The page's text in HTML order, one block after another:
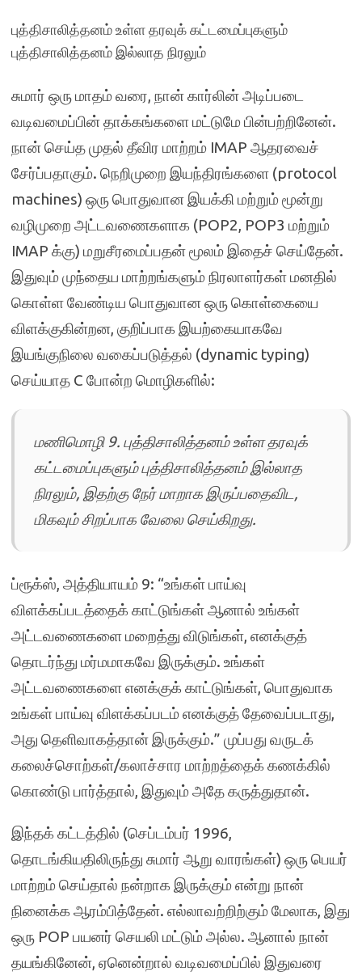
புத்திசாலித்தனம் உள்ள தரவுக் கட்டமைப்புகளும்
புத்திசாலித்தனம் இல்லாத நிரலும்
சுமார் ஒரு மாதம் வரை, நான் கார்லின் அடிப்படை
வடிவமைப்பின் தாக்கங்களை மட்டுமே பின்பற்றினேன்.
நான் செய்த முதல் தீவிர மாற்றம் IMAP ஆதரவைச்
சேர்ப்பதாகும். நெறிமுறை இயந்திரங்களை (protocol
machines) ஒரு பொதுவான இயக்கி மற்றும் மூன்று
வழிமுறை அட்டவணைகளாக (POP2, POP3 மற்றும்
IMAP க்கு) மறுசீரமைப்பதன் மூலம் இதைச் செய்தேன்.
இதுவும் முந்தைய மாற்றங்களும் நிரலாளர்கள் மனதில்
கொள்ள வேண்டிய பொதுவான ஒரு கொள்கையை
விளக்குகின்றன, குறிப்பாக இயற்கையாகவே
இயங்குநிலை வகைப்படுத்தல் (dynamic typing)
செய்யாத C போன்ற மொழிகளில்:
மணிமொழி 9. புத்திசாலித்தனம் உள்ள தரவுக்
கட்டமைப்புகளும் புத்திசாலித்தனம் இல்லாத
நிரலும், இதற்கு நேர் மாறாக இருப்பதைவிட,
மிகவும் சிறப்பாக வேலை செய்கிறது.
ப்ரூக்ஸ், அத்தியாயம் 9: “உங்கள் பாய்வு
விளக்கப்படத்தைக் காட்டுங்கள் ஆனால் உங்கள்
அட்டவணைகளை மறைத்து விடுங்கள், எனக்குத்
தொடர்ந்து மர்மமாகவே இருக்கும். உங்கள்
அட்டவணைகளை எனக்குக் காட்டுங்கள், பொதுவாக
உங்கள் பாய்வு விளக்கப்படம் எனக்குத் தேவைப்படாது,
அது தெளிவாகத்தான் இருக்கும்.” முப்பது வருடக்
கலைச்சொற்கள்/கலாச்சார மாற்றத்தைக் கணக்கில்
கொண்டு பார்த்தால், இதுவும் அதே கருத்துதான்.
இந்தக் கட்டத்தில் (செப்டம்பர் 1996,
தொடங்கியதிலிருந்து சுமார் ஆறு வாரங்கள்) ஒரு பெயர்
மாற்றம் செய்தால் நன்றாக இருக்கும் என்று நான்
நினைக்க ஆரம்பித்தேன். எல்லாவற்றிற்கும் மேலாக, இது
ஒரு POP பயனர் செயலி மட்டும் அல்ல. ஆனால் நான்
தயங்கினேன், ஏனென்றால் வடிவமைப்பில் இதுவரை